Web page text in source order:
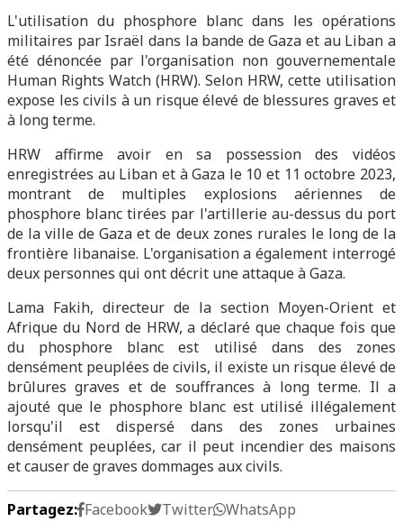
L'utilisation du phosphore blanc dans les opérations
militaires par Israël dans la bande de Gaza et au Liban a
été dénoncée par l'organisation non gouvernementale
Human Rights Watch (HRW). Selon HRW, cette utilisation
expose les civils à un risque élevé de blessures graves et
à long terme.
HRW affirme avoir en sa possession des vidéos
enregistrées au Liban et à Gaza le 10 et 11 octobre 2023,
montrant de multiples explosions aériennes de
phosphore blanc tirées par l'artillerie au-dessus du port
de la ville de Gaza et de deux zones rurales le long de la
frontière libanaise. L'organisation a également interrogé
deux personnes qui ont décrit une attaque à Gaza.
Lama Fakih, directeur de la section Moyen-Orient et
Afrique du Nord de HRW, a déclaré que chaque fois que
du phosphore blanc est utilisé dans des zones
densément peuplées de civils, il existe un risque élevé de
brûlures graves et de souffrances à long terme. Il a
ajouté que le phosphore blanc est utilisé illégalement
lorsqu'il est dispersé dans des zones urbaines
densément peuplées, car il peut incendier des maisons
et causer de graves dommages aux civils.
Partagez: Facebook Twitter WhatsApp